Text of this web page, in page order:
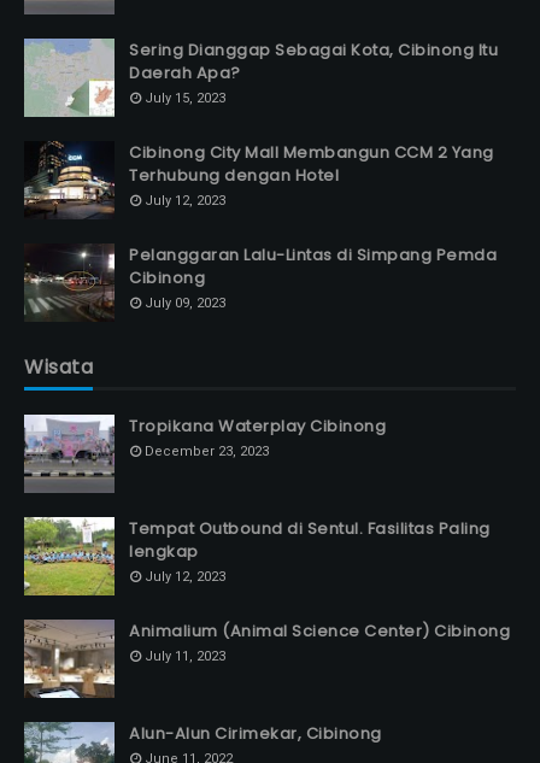
Sering Dianggap Sebagai Kota, Cibinong Itu
Daerah Apa?
July 15, 2023
Cibinong City Mall Membangun CCM 2 Yang
Terhubung dengan Hotel
July 12, 2023
Pelanggaran Lalu-Lintas di Simpang Pemda
Cibinong
July 09, 2023
Wisata
Tropikana Waterplay Cibinong
December 23, 2023
Tempat Outbound di Sentul. Fasilitas Paling
lengkap
July 12, 2023
Animalium (Animal Science Center) Cibinong
July 11, 2023
Alun-Alun Cirimekar, Cibinong
June 11, 2022